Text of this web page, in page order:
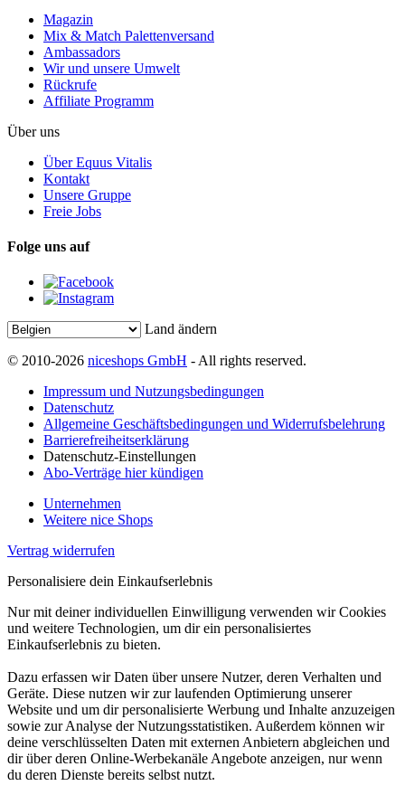
Magazin
Mix & Match Palettenversand
Ambassadors
Wir und unsere Umwelt
Rückrufe
Affiliate Programm
Über uns
Über Equus Vitalis
Kontakt
Unsere Gruppe
Freie Jobs
Folge uns auf
Land ändern
© 2010-2026 niceshops GmbH - All rights reserved.
Impressum und Nutzungsbedingungen
Datenschutz
Allgemeine Geschäftsbedingungen und Widerrufsbelehrung
Barrierefreiheitserklärung
Datenschutz-Einstellungen
Abo-Verträge hier kündigen
Unternehmen
Weitere nice Shops
Vertrag widerrufen
Personalisiere dein Einkaufserlebnis
Nur mit deiner individuellen Einwilligung verwenden wir Cookies
und weitere Technologien, um dir ein personalisiertes
Einkaufserlebnis zu bieten.
Dazu erfassen wir Daten über unsere Nutzer, deren Verhalten und
Geräte. Diese nutzen wir zur laufenden Optimierung unserer
Website und um dir personalisierte Werbung und Inhalte anzuzeigen
sowie zur Analyse der Nutzungsstatistiken. Außerdem können wir
deine verschlüsselten Daten mit externen Anbietern abgleichen und
dir über deren Online-Werbekanäle Angebote anzeigen, nur wenn
du deren Dienste bereits selbst nutzt.